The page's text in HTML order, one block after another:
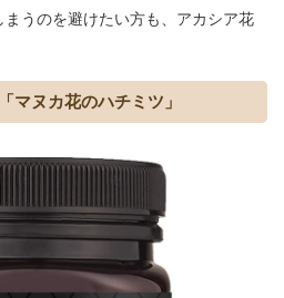
うのを避けたい方も、アカシア花
マヌカ花のハチミツ」